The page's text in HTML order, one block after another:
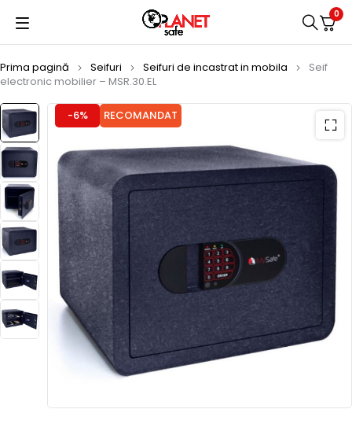
0
Prima pagină Seifuri Seifuri de incastrat in mobila
Seif
electronic mobilier – MSR.30.EL
-6% RECOMANDAT